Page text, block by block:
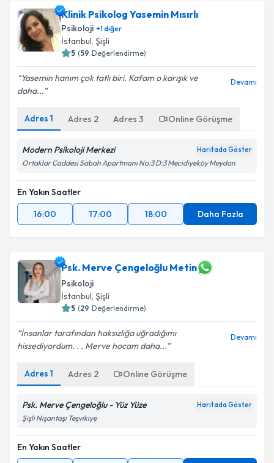
Klinik Psikolog Yasemin Mısırlı
Psikoloji +1diğer
İstanbul, Şişli
5 (59 Değerlendirme)
Yasemin hanım çok tatlı biri. Kafam o karışık ve
daha...
Devamı
Adres 1 Adres 2 Adres 3 Online Görüşme
Modern Psikoloji Merkezi Haritada Göster
Ortaklar Caddesi Sabah Apartmanı No:3 D:3 Mecidiyeköy Meydan
En Yakın Saatler
16:00
17:00 18:00 Daha Fazla
Psk. Merve Çengeloğlu Metin
Psikoloji
İstanbul, Şişli
5 (29 Değerlendirme)
İnsanlar tarafından haksızlığa uğradığımı
hissediyordum. . . Merve hocam daha...
Devamı
Adres 1 Adres 2 Online Görüşme
Psk. Merve Çengeloğlu - Yüz Yüze Haritada Göster
Şişli Nişantaşı Teşvikiye
En Yakın Saatler